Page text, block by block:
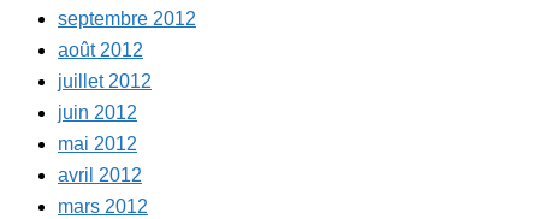
septembre 2012
août 2012
juillet 2012
juin 2012
mai 2012
avril 2012
mars 2012